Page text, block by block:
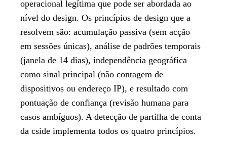
operacional legítima que pode ser abordada ao
nível do design. Os princípios de design que a
resolvem são: acumulação passiva (sem acção
em sessões únicas), análise de padrões temporais
(janela de 14 dias), independência geográfica
como sinal principal (não contagem de
dispositivos ou endereço IP), e resultado com
pontuação de confiança (revisão humana para
casos ambíguos). A detecção de partilha de conta
da cside implementa todos os quatro princípios.